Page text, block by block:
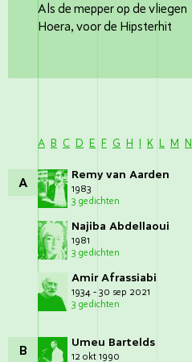
Als de mepper op de vliegen
Hoera, voor de Hipsterhit
A B C D E F G H I K L M N
A Remy van Aarden
1983
3 gedichten
Najiba Abdellaoui
1981
3 gedichten
Amir Afrassiabi
1934 - 30 sep 2021
3 gedichten
B Umeu Bartelds
12 okt 1990